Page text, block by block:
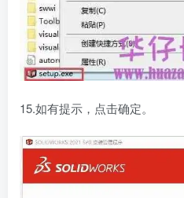
15.如有提示，点击确定。